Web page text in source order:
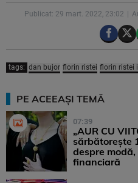
Publicat: 29 mart. 2022, 23:02
tags: dan bujor florin ristei florin ristei
PE ACEEAȘI TEMĂ
07:39
„AUR CU
sărbătorește
despre
financiară